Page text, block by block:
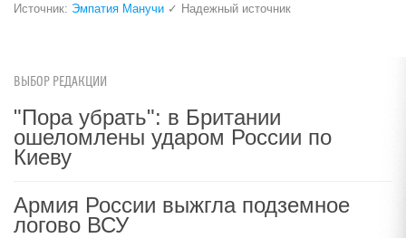
Источник: Эмпатия Манучи ✓ Надежный источник
ВЫБОР РЕДАКЦИИ
"Пора убрать": в Британии
ошеломлены ударом России по
Киеву
Армия России выжгла подземное
логово ВСУ